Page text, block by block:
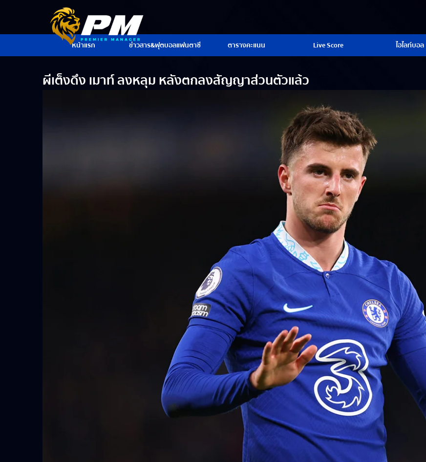
หน้าแรก ข่าวสาร&ฟุตบอลแฟนตาซี ตารางคะแนน Live Score ไฮไลท์บอล
ผีเต็งดึง เมาท์ ลงหลุม หลังตกลงสัญญาส่วนตัวแล้ว